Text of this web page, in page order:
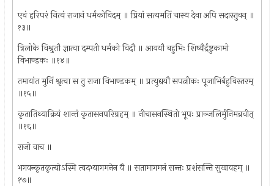
एवं हरिपरं नित्यं राजानं धर्मकोविदम् ॥ प्रियां सत्यमतिं चास्य देवा अपि सदास्तुवन् ॥
१३॥
त्रिलोके विश्रुतौ ज्ञात्वा दम्पती धर्मको विदौ ॥ आययौ बहुभिः शिष्यैर्द्रष्टुकामो
विभाण्डकः ॥१४॥
तमायांत मुनिं श्रृत्वा स तु राजा विभाण्डकम् ॥ प्रत्युद्ययौ सपत्नीकः पूजाभिर्बहुविस्तरम्
॥१५॥
कृतातिथ्याक्रियं शान्तं कृतासनपरिग्रहम् ॥ नीचासनस्थितो भूपः प्राञ्जलिर्मुनिमब्रवीत्
॥१६॥
राजो वाच ॥
भगवन्कृतकृत्योऽस्मि त्वदभ्यागमनेन वै ॥ सतामागमनं सन्तः प्रशंसन्ति सुखावहम् ॥
१७॥